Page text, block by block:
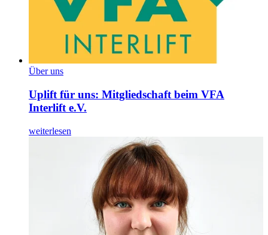
Über uns
Uplift für uns: Mitgliedschaft beim VFA
Interlift e.V.
weiterlesen